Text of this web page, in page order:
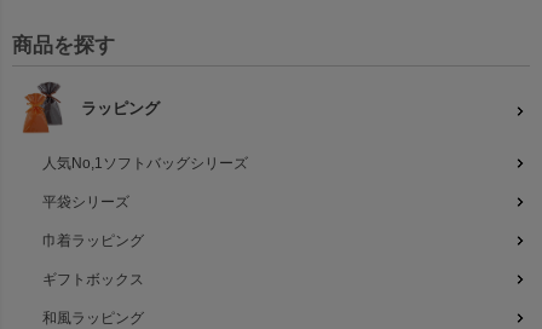
商品を探す
ラッピング
人気No,1ソフトバッグシリーズ
平袋シリーズ
巾着ラッピング
ギフトボックス
和風ラッピング